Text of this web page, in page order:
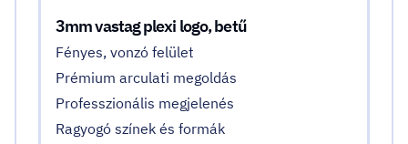
3mm vastag plexi logo, betű
Fényes, vonzó felület
Prémium arculati megoldás
Professzionális megjelenés
Ragyogó színek és formák